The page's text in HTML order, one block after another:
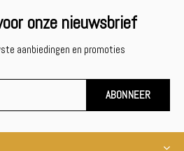
onze nieuwsbrief
aanbiedingen en promoties
ABONNEER